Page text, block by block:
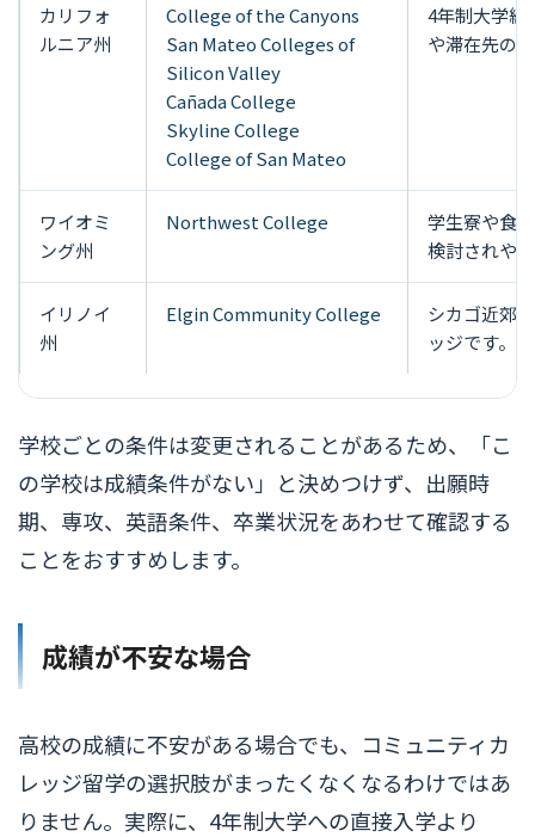
カリフォ
ルニア州
College of the Canyons
San Mateo Colleges of
Silicon Valley
Cañada College
Skyline College
College of San Mateo
4年制大学編
や滞在先の
ワイオミ
ング州
Northwest College
学生寮や食
検討されや
イリノイ
州
Elgin Community College
シカゴ近郊
ッジです。
学校ごとの条件は変更されることがあるため、「こ
の学校は成績条件がない」と決めつけず、出願時
期、専攻、英語条件、卒業状況をあわせて確認する
ことをおすすめします。
成績が不安な場合
高校の成績に不安がある場合でも、コミュニティカ
レッジ留学の選択肢がまったくなくなるわけではあ
りません。実際に、4年制大学への直接入学より